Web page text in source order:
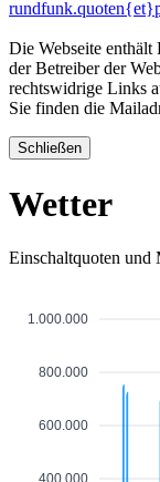
Die Webseite enthält
der Betreiber der
rechtswidrige Links
Sie finden die
Schließen
Wetter
Einschaltquoten und
1.000.000
800.000
600.000
400.000